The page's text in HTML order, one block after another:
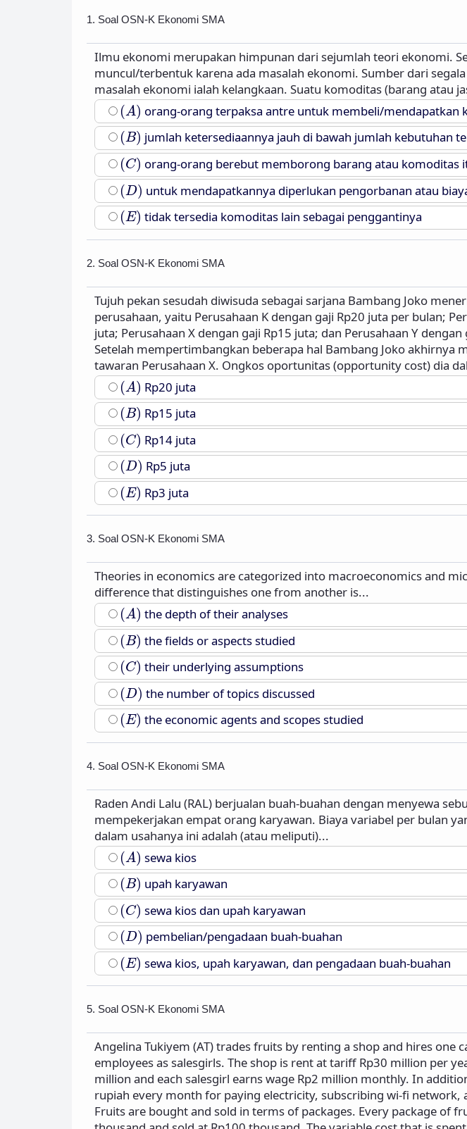
1. Soal OSN-K Ekonomi SMA
Ilmu ekonomi merupakan himpunan dari sejumlah teori ekonomi.
muncul/terbentuk karena ada masalah ekonomi. Sumber dari
masalah ekonomi ialah kelangkaan. Suatu komoditas (barang atau
(A)
(A) orang-orang terpaksa antre untuk membeli/mendapatkan
(B)
(B) jumlah ketersediaannya jauh di bawah jumlah kebutuhan
(C)
(C) orang-orang berebut memborong barang atau komoditas
( D)
(D) untuk mendapatkannya diperlukan pengorbanan atau
(E)
(E) tidak tersedia komoditas lain sebagai penggantinya
2. Soal OSN-K Ekonomi SMA
Tujuh pekan sesudah diwisuda sebagai sarjana Bambang Joko
perusahaan, yaitu Perusahaan K dengan gaji Rp20 juta per bulan;
juta; Perusahaan X dengan gaji Rp15 juta; dan Perusahaan Y
Setelah mempertimbangkan beberapa hal Bambang Joko akhirnya
tawaran Perusahaan X. Ongkos oportunitas (opportunity cost) dia
(A)
(A) Rp20 juta
(B)
(B) Rp15 juta
(C)
(C) Rp14 juta
(D)
(D) Rp5 juta
( E)
(E) Rp3 juta
3. Soal OSN-K Ekonomi SMA
Theories in economics are categorized into macroeconomics and
difference that distinguishes one from another is...
(A)
(A) the depth of their analyses
(B)
(B) the fields or aspects studied
(C)
(C) their underlying assumptions
(D)
(D) the number of topics discussed
(E)
(E) the economic agents and scopes studied
4. Soal OSN-K Ekonomi SMA
Raden Andi Lalu (RAL) berjualan buah-buahan dengan menyewa
mempekerjakan empat orang karyawan. Biaya variabel per bulan
dalam usahanya ini adalah (atau meliputi)...
(A)
(A) sewa kios
(B)
(B) upah karyawan
(C)
(C) sewa kios dan upah karyawan
(D)
(D) pembelian/pengadaan buah-buahan
(E)
(E) sewa kios, upah karyawan, dan pengadaan buah-buahan
5. Soal OSN-K Ekonomi SMA
Angelina Tukiyem (AT) trades fruits by renting a shop and hires one
employees as salesgirls. The shop is rent at tariff Rp30 million per
million and each salesgirl earns wage Rp2 million monthly. In
rupiah every month for paying electricity, subscribing wi-fi network,
Fruits are bought and sold in terms of packages. Every package of